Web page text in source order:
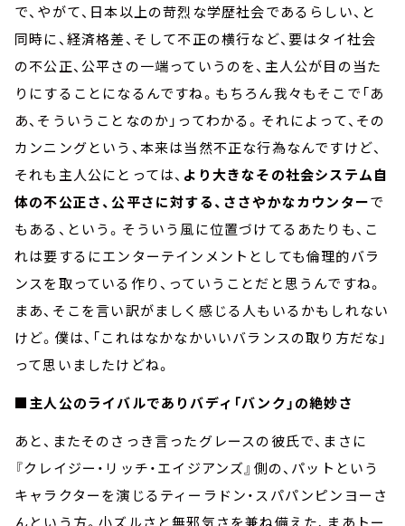
で、やがて、日本以上の苛烈な学歴社会であるらしい、と
同時に、経済格差、そして不正の横行など、要はタイ社会
の不公正、公平さの一端っていうのを、主人公が目の当た
りにすることになるんですね。もちろん我々もそこで「あ
あ、そういうことなのか」ってわかる。それによって、その
カンニングという、本来は当然不正な行為なんですけど、
それも主人公にとっては、 より大きなその社会システム自
体の不公正さ、公平さに対する、ささやかなカウンターで
もある、という。そういう風に位置づけてるあたりも、こ
れは要するにエンターテインメントとしても倫理的バラ
ンスを取っている作り、っていうことだと思うんですね。
まあ、そこを言い訳がましく感じる人もいるかもしれない
けど。僕は、「これはなかなかいいバランスの取り方だな」
って思いましたけどね。
■主人公のライバルでありバディ「バンク」の絶妙さ
あと、またそのさっき言ったグレースの彼氏で、まさに
『クレイジー・リッチ・エイジアンズ』側の、パットという
キャラクターを演じるティーラドン・スパパンピンヨーさ
んという方。小ズルさと無邪気さを兼ね備えた、まあトー